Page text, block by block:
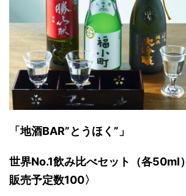
「地酒BAR”とうほく”」
世界No.1飲み比べセット（各50ml
販売予定数100〉